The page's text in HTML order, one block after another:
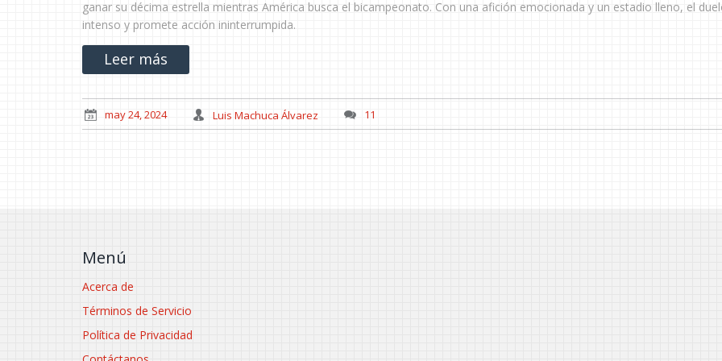
ganar su décima estrella mientras América busca el bicampeonato. Con una afición emocionada y un estadio lleno, el
intenso y promete acción ininterrumpida.
Leer más
may 24, 2024 Luis Machuca Álvarez 11
Menú
Acerca de
Términos de Servicio
Política de Privacidad